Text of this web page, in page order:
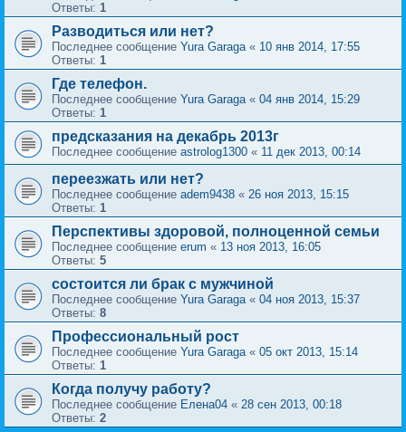
Ответы: 1
Разводиться или нет?
Последнее сообщение Yura Garaga« 10 янв 2014, 17:55
Ответы: 1
Где телефон.
Последнее сообщение Yura Garaga« 04 янв 2014, 15:29
Ответы: 1
предсказания на декабрь 2013г
Последнее сообщение astrolog1300 « 11 дек 2013, 00:14
переезжать или нет?
Последнее сообщение adem9438 « 26 ноя 2013, 15:15
Ответы: 1
Перспективы здоровой, полноценной семьи
Последнее сообщение erum « 13 ноя 2013, 16:05
Ответы: 5
состоится ли брак с мужчиной
Последнее сообщение Yura Garaga« 04 ноя 2013, 15:37
Ответы: 8
Профессиональный рост
Последнее сообщение Yura Garaga« 05 окт 2013, 15:14
Ответы: 1
Когда получу работу?
Последнее сообщение Елена04 « 28 сен 2013, 00:18
Ответы: 2